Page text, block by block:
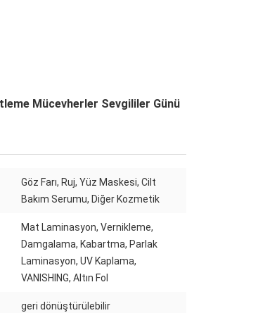
Mücevherler Sevgililer Günü
Göz Farı, Ruj, Yüz Maskesi, Cilt
Bakım Serumu, Diğer Kozmetik
Mat Laminasyon, Vernikleme,
Damgalama, Kabartma, Parlak
Laminasyon, UV Kaplama,
VANISHING, Altın Fol
geri dönüştürülebilir